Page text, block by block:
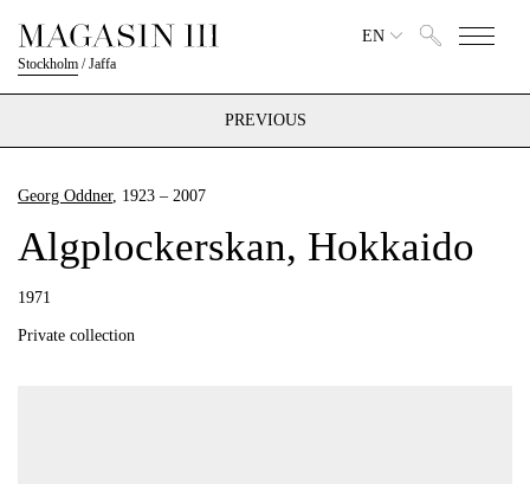
Stockholm /Jaffa
EN
PREVIOUS
Georg Oddner, 1923 – 2007
Algplockerskan, Hokkaido
1971
Private collection